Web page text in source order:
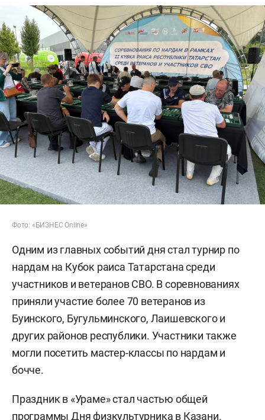
Фото: «БИЗНЕС Online»
Одним из главных событий дня стал турнир по
нардам на Кубок раиса Татарстана среди
участников и ветеранов СВО. В соревнованиях
приняли участие более 70 ветеранов из
Буинского, Бугульминского, Лаишевского и
других районов республики. Участники также
могли посетить мастер-классы по нардам и
бочче.
Праздник в «Ураме» стал частью общей
программы Дня физкультурника в Казани.